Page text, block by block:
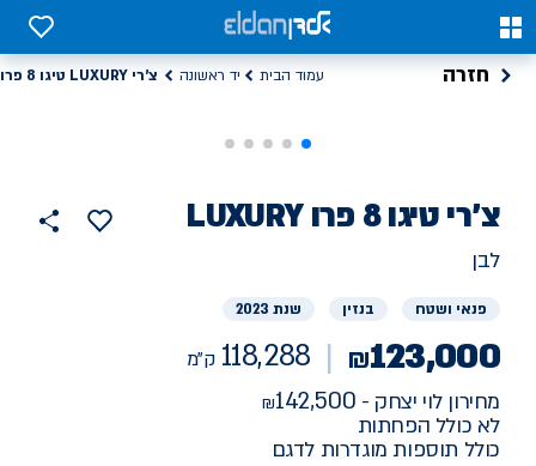
0
0
חזרה עמוד הבית יד ראשונה צ'רי LUXURY טיגו 8 פרו
רכב
יד
צ'ריLUXURY טיגו 8 פרו
118288
הוסף
למועדפים
לבן
פנאי ושטח בנזין שנת 2023
₪123,000
118,288 ק"מ
מחירון לוי יצחק - 142,500
לא כולל הפחתות
כולל תוספות מוגדרות לדגם